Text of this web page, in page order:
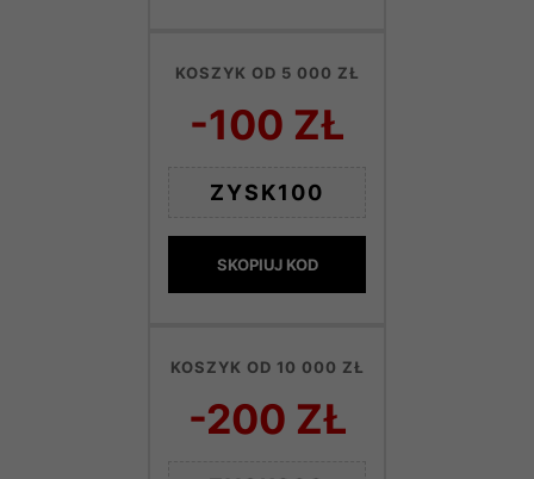
KOSZYK OD 5 000 ZŁ
-100 ZŁ
ZYSK100
SKOPIUJ KOD
KOSZYK OD 10 000 ZŁ
-200 ZŁ